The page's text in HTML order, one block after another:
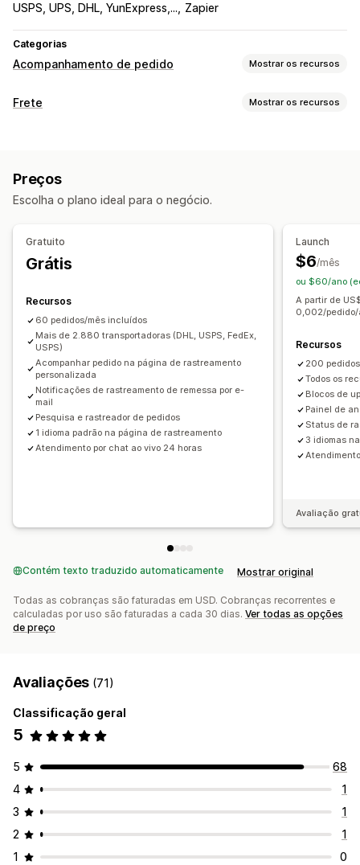
USPS, UPS, DHL, YunExpress,...
Zapier
Categorias
Acompanhamento de pedido Mostrar os recursos
Acompanhamento
Link de rastreamento personalizado
Data de entrega estimada Rastreamento global
Várias transportadoras
Mascaramento de transportadora
Notificações
E-mail
Notificações em tempo real
Notificações personalizadas Automações
Frete Mostrar os recursos
Seleção de transportadora
Acompanhamento em tempo real
Notificações por e-mail
Análises de frete
Preços
Escolha o plano ideal para o negócio.
Gratuito
Grátis
Recursos
60 pedidos/mês incluídos
Mais de 2.880 transportadoras (DHL, USPS, FedEx,
USPS)
Acompanhar pedido na página de rastreamento
personalizada
Notificações de rastreamento de remessa por e-
mail
Pesquisa e rastreador de pedidos
1 idioma padrão na página de rastreamento
Atendimento por chat ao vivo 24 horas
Launch
$6/mês
ou $60/ano
A partir de
0,002/pedido/
Recursos
200
Todos os
Blocos de
Painel de
Status de
3 idiomas
Avaliação
Contém texto traduzido automaticamente Mostrar original
Todas as cobranças são faturadas em USD. Cobranças recorrentes e
calculadas por uso são faturadas a cada 30 dias. Ver todas as opções
de preço
Avaliações (71)
Classificação geral
5
5
68
4
1
3
1
2
1
1
0